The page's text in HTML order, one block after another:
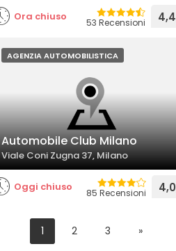
Ora chiuso 53 Recensioni 4,4
AGENZIA AUTOMOBILISTICA
Automobile Club Milano
Viale Coni Zugna 37, Milano
Oggi chiuso 85 Recensioni 4,0
1 2 3 »